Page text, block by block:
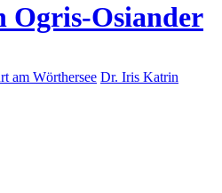
Osiander
am Wörthersee Dr. Iris Katrin